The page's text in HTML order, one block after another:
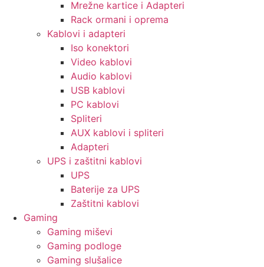
Mrežne kartice i Adapteri
Rack ormani i oprema
Kablovi i adapteri
Iso konektori
Video kablovi
Audio kablovi
USB kablovi
PC kablovi
Spliteri
AUX kablovi i spliteri
Adapteri
UPS i zaštitni kablovi
UPS
Baterije za UPS
Zaštitni kablovi
Gaming
Gaming miševi
Gaming podloge
Gaming slušalice